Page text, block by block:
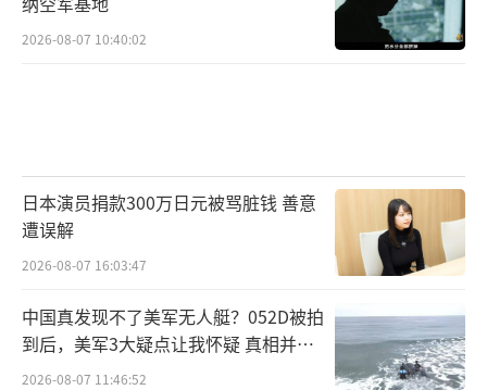
2026-08-07 10:40:02
日本演员捐款300万日元被骂脏钱 善意
遭误解
2026-08-07 16:03:47
中国真发现不了美军无人艇？052D被拍
到后，美军3大疑点让我怀疑 真相并非
如此
2026-08-07 11:46:52